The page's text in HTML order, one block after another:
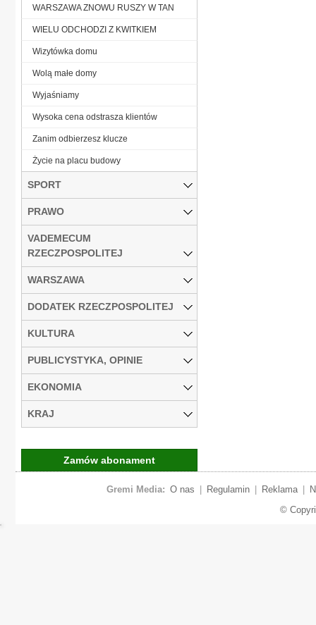
WARSZAWA ZNOWU RUSZY W TAN
WIELU ODCHODZI Z KWITKIEM
Wizytówka domu
Wolą małe domy
Wyjaśniamy
Wysoka cena odstrasza klientów
Zanim odbierzesz klucze
Życie na placu budowy
SPORT
PRAWO
VADEMECUM
RZECZPOSPOLITEJ
WARSZAWA
DODATEK RZECZPOSPOLITEJ
KULTURA
PUBLICYSTYKA, OPINIE
EKONOMIA
KRAJ
Zamów abonament
Gremi Media: O nas Regulamin Reklama
©